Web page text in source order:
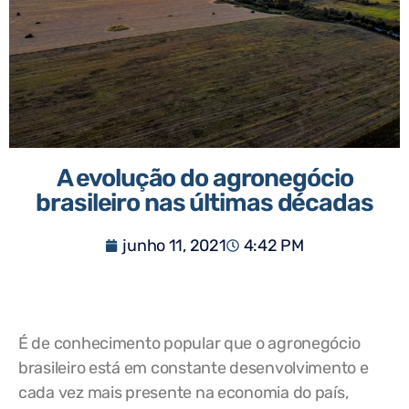
A evolução do agronegócio
brasileiro nas últimas décadas
junho 11, 2021 4:42 PM
É de conhecimento popular que o agronegócio
brasileiro está em constante desenvolvimento e
cada vez mais presente na economia do país,